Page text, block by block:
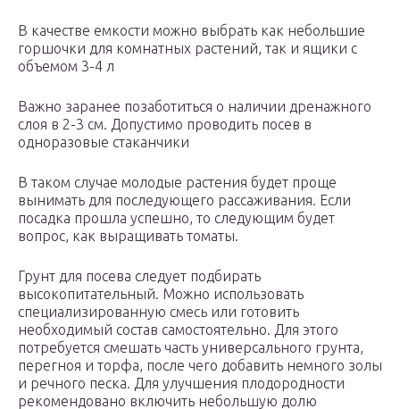
В качестве емкости можно выбрать как небольшие
горшочки для комнатных растений, так и ящики с
объемом 3-4 л
Важно заранее позаботиться о наличии дренажного
слоя в 2-3 см. Допустимо проводить посев в
одноразовые стаканчики
В таком случае молодые растения будет проще
вынимать для последующего рассаживания. Если
посадка прошла успешно, то следующим будет
вопрос, как выращивать томаты.
Грунт для посева следует подбирать
высокопитательный. Можно использовать
специализированную смесь или готовить
необходимый состав самостоятельно. Для этого
потребуется смешать часть универсального грунта,
перегноя и торфа, после чего добавить немного золы
и речного песка. Для улучшения плодородности
рекомендовано включить небольшую долю